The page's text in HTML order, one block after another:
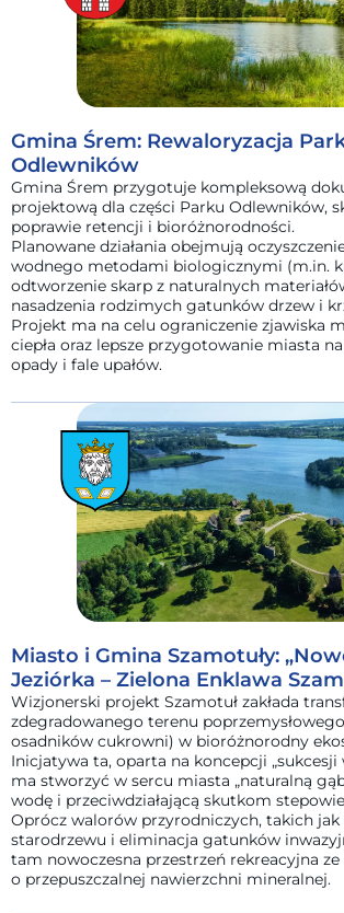
Gmina Śrem: Rewaloryzacja
Odlewników
Gmina Śrem przygotuje kompleksową
projektową dla części Parku Odlewników,
poprawie retencji i bioróżnorodności.
Planowane działania obejmują
wodnego metodami biologicznymi (m.in.
odtworzenie skarp z naturalnych
nasadzenia rodzimych gatunków drzew i
Projekt ma na celu ograniczenie zjawiska
ciepła oraz lepsze przygotowanie miasta
opady i fale upałów.
Miasto i Gmina Szamotuły:
Jeziórka – Zielona Enklawa
Wizjonerski projekt Szamotuł zakłada
zdegradowanego terenu
osadników cukrowni) w bioróżnorodny
Inicjatywa ta, oparta na koncepcji „sukcesji
ma stworzyć w sercu miasta „naturalną
wodę i przeciwdziałającą skutkom
Oprócz walorów przyrodniczych, takich jak
starodrzewu i eliminacja gatunków
tam nowoczesna przestrzeń rekreacyjna ze
o przepuszczalnej nawierzchni mineralnej.